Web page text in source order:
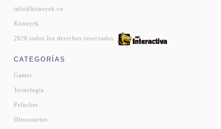
info@konoyek.co
Konoyek
2026 todos los derechos reservados
CATEGORÍAS
Gamer
Tecnología
Peluches
Dinosaurios